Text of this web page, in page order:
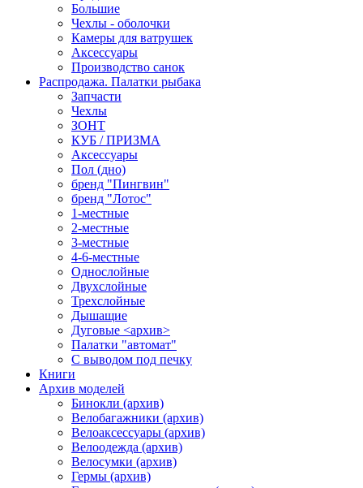
Большие
Чехлы - оболочки
Камеры для ватрушек
Аксессуары
Производство санок
Распродажа. Палатки рыбака
Запчасти
Чехлы
ЗОНТ
КУБ / ПРИЗМА
Аксессуары
Пол (дно)
бренд "Пингвин"
бренд "Лотос"
1-местные
2-местные
3-местные
4-6-местные
Однослойные
Двухслойные
Трехслойные
Дышащие
Дуговые <архив>
Палатки "автомат"
C выводом под печку
Книги
Архив моделей
Бинокли (архив)
Велобагажники (архив)
Велоаксессуары (архив)
Велоодежда (архив)
Велосумки (архив)
Гермы (архив)